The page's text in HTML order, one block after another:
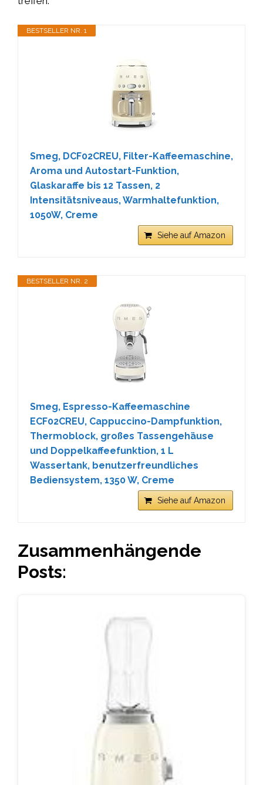
BESTSELLER NR. 1
Smeg, DCF02CREU, Filter-Kaffeemaschine,
Aroma und Autostart-Funktion,
Glaskaraffe bis 12 Tassen, 2
Intensitätsniveaus, Warmhaltefunktion,
1050W, Creme
Siehe auf Amazon
BESTSELLER NR. 2
Smeg, Espresso-Kaffeemaschine
ECF02CREU, Cappuccino-Dampfunktion,
Thermoblock, großes Tassengehäuse
und Doppelkaffeefunktion, 1 L
Wassertank, benutzerfreundliches
Bediensystem, 1350 W, Creme
Siehe auf Amazon
Zusammenhängende
Posts: